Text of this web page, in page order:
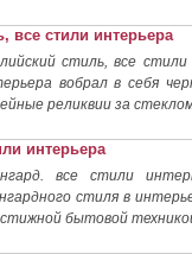
все стили интерьера
стиль, все
вобрал в себя
реликвии за
интерьера
все стили
стиля в
бытовой